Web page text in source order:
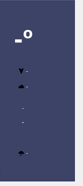
-º
-
-
-
-
-